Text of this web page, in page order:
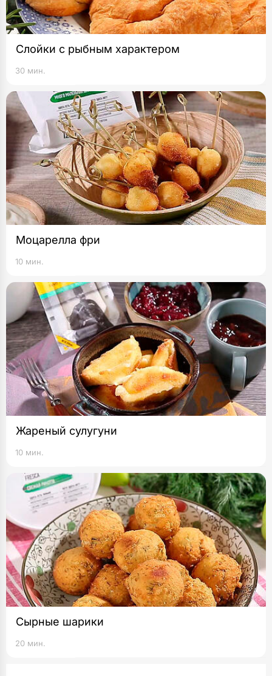
Слойки с рыбным характером
30 мин.
Моцарелла фри
10 мин.
Жареный сулугуни
10 мин.
Сырные шарики
20 мин.